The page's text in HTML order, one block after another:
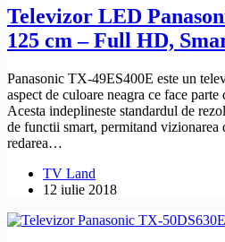
Televizor LED
125 cm – Full HD,
Panasonic TX-49ES400E este un
aspect de culoare neagra ce face
Acesta indeplineste standardul de
de functii smart, permitand vizionarea
redarea…
TV Land
12 iulie 2018